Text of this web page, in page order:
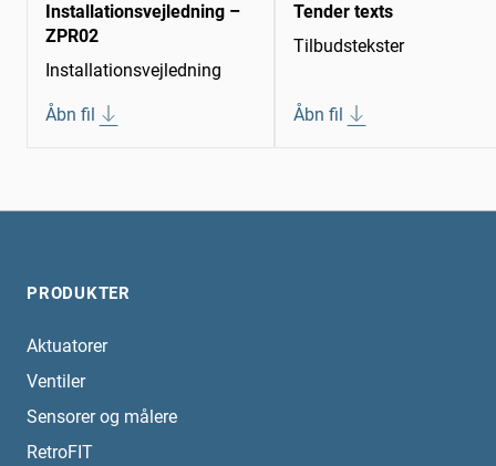
Installationsvejledning –
ZPR02
Installationsvejledning
Åbn fil
Tender texts
Tilbudstekster
Åbn fil
PRODUKTER
Aktuatorer
Ventiler
Sensorer og målere
RetroFIT